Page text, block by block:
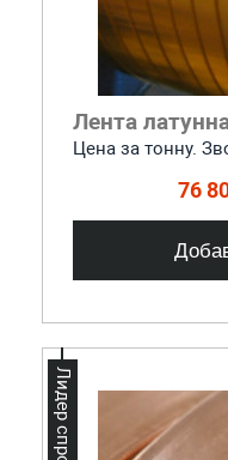
Лента
Цена за тонну.
76
Лидер спроса